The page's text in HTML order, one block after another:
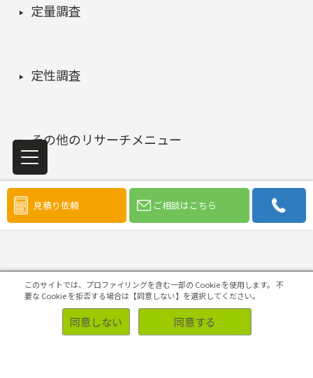
見積り依頼 ご相談はこちら
定量調査
定性調査
その他のリサーチメニュー
調査目的から探す
このサイトでは、プロファイリングを含む一部の Cookie を使用します。 不
要な Cookie を拒否する場合は【同意しない】を選択してください。
同意しない 同意する